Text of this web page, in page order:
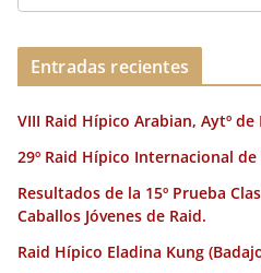
Entradas recientes
VIII Raid Hípico Arabian, Aytº de
29º Raid Hípico Internacional
Resultados de la 15º Prueba
Caballos Jóvenes de Raid.
Raid Hípico Eladina Kung